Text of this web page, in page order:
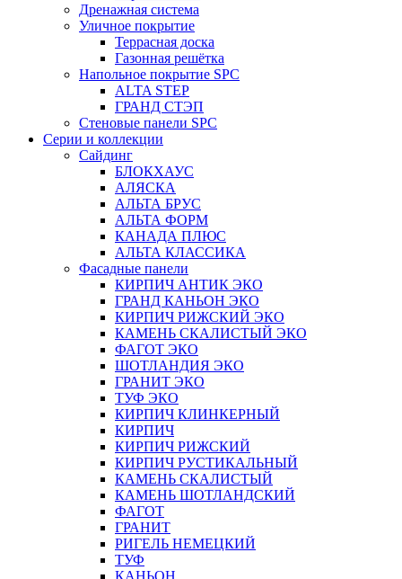
Дренажная система
Уличное покрытие
Террасная доска
Газонная решётка
Напольное покрытие SPC
ALTA STEP
ГРАНД СТЭП
Стеновые панели SPC
Серии и коллекции
Сайдинг
БЛОКХАУС
АЛЯСКА
АЛЬТА БРУС
АЛЬТА ФОРМ
КАНАДА ПЛЮС
АЛЬТА КЛАССИКА
Фасадные панели
КИРПИЧ АНТИК ЭКО
ГРАНД КАНЬОН ЭКО
КИРПИЧ РИЖСКИЙ ЭКО
КАМЕНЬ СКАЛИСТЫЙ ЭКО
ФАГОТ ЭКО
ШОТЛАНДИЯ ЭКО
ГРАНИТ ЭКО
ТУФ ЭКО
КИРПИЧ КЛИНКЕРНЫЙ
КИРПИЧ
КИРПИЧ РИЖСКИЙ
КИРПИЧ РУСТИКАЛЬНЫЙ
КАМЕНЬ СКАЛИСТЫЙ
КАМЕНЬ ШОТЛАНДСКИЙ
ФАГОТ
ГРАНИТ
РИГЕЛЬ НЕМЕЦКИЙ
ТУФ
КАНЬОН